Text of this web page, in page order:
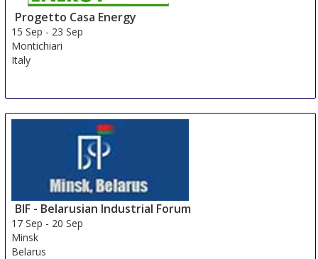
Progetto Casa Energy
15 Sep - 23 Sep
Montichiari
Italy
BIF - Belarusian Industrial Forum
17 Sep - 20 Sep
Minsk
Belarus